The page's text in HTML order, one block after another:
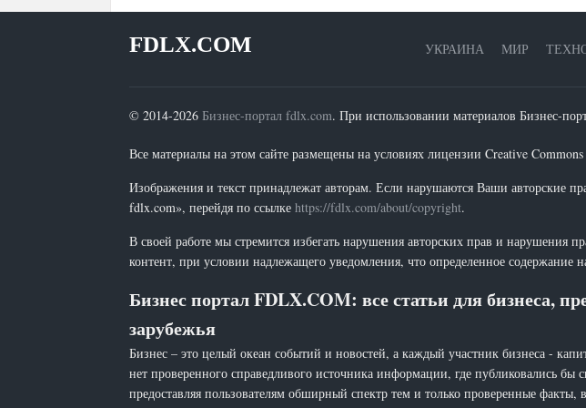
УКРАИНА МИР
FDLX.COM
© 2014-2026 Бизнес-портал fdlx.com. При использовании материалов Бизнес-
Все материалы на этом сайте размещены на условиях лицензии Creative
Изображения и текст принадлежат авторам. Если нарушаются Ваши авторские
fdlx.com», перейдя по ссылке https://fdlx.com/about/copyright.
В своей работе мы стремится избегать нарушения авторских прав и нарушения
контент, при условии надлежащего уведомления, что определенное содержание
Бизнес портал FDLX.COM: все статьи для бизнеса,
зарубежья
Бизнес – это целый океан событий и новостей, а каждый участник бизнеса -
нет проверенного справедливого источника информации, где публиковались бы
предоставляя пользователям обширный спектр тем и только проверенные факты,